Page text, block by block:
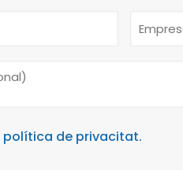
política de privacitat.